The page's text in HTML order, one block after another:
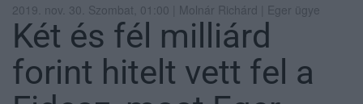
2019. nov. 30. Szombat, 01:00 | Molnár Richárd | Eger ügye
Két és fél milliárd
forint hitelt vett fel a